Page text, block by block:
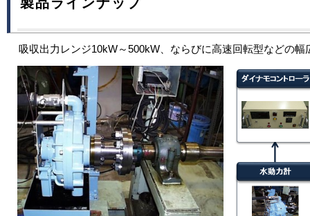
吸収出力レンジ10kW～500kW、ならびに高速回転型などの